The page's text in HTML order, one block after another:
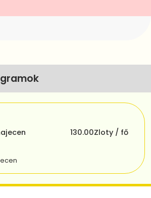
130.00Zloty / fő